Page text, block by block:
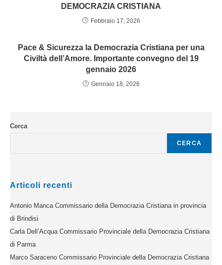
DEMOCRAZIA CRISTIANA
Febbraio 17, 2026
Pace & Sicurezza la Democrazia Cristiana per una
Civiltà dell’Amore. Importante convegno del 19
gennaio 2026
Gennaio 18, 2026
Cerca
CERCA
Articoli recenti
Antonio Manca Commissario della Democrazia Cristiana in provincia
di Brindisi
Carla Dell’Acqua Commissario Provinciale della Democrazia Cristiana
di Parma
Marco Saraceno Commissario Provinciale della Democrazia Cristiana